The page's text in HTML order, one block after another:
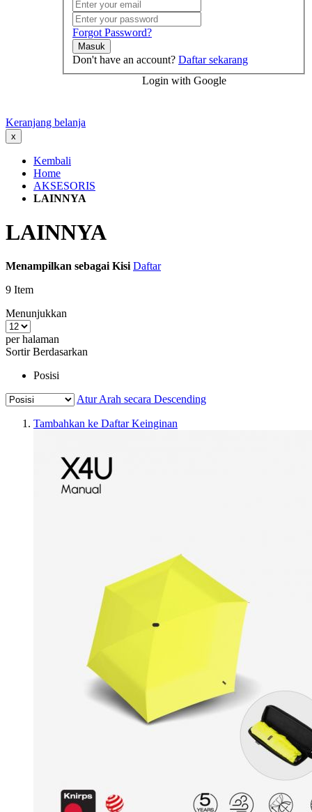
Forgot Password?
Masuk
Don't have an account? Daftar sekarang
Login with Google
Keranjang belanja
x
Kembali
Home
AKSESORIS
LAINNYA
LAINNYA
Menampilkan sebagai Kisi Daftar
9 Item
Menunjukkan
per halaman
Sortir Berdasarkan
Posisi
Atur Arah secara Descending
Tambahkan ke Daftar Keinginan